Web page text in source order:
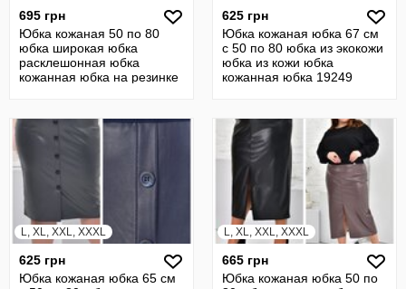
695 грн
Юбка кожаная 50 по 80
юбка широкая юбка
расклешонная юбка
кожанная юбка на резинке
625 грн
Юбка кожаная юбка 67 см
с 50 по 80 юбка из экокожи
юбка из кожи юбка
кожанная юбка 19249
L, XL, XXL, XXXL
625 грн
Юбка кожаная юбка 65 см
L, XL, XXL, XXXL
665 грн
Юбка кожаная юбка 50 по